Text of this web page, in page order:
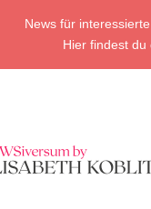
News für
Hier findest du